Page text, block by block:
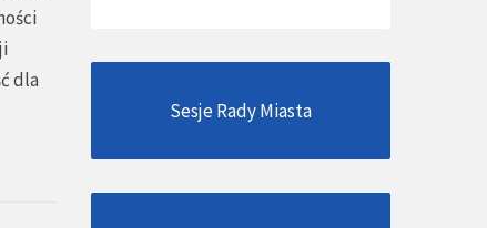
dla
Sesje Rady Miasta